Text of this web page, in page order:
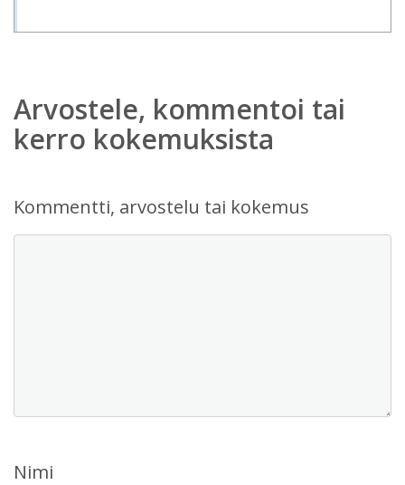
Arvostele, kommentoi tai
kerro kokemuksista
Kommentti, arvostelu tai kokemus
Nimi